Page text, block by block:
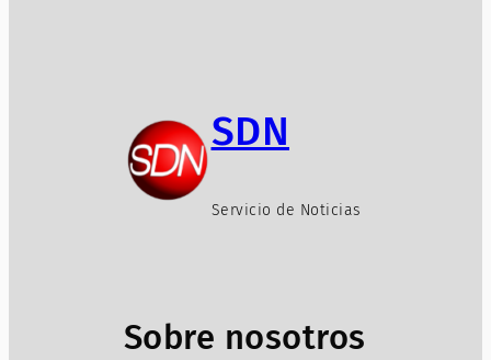
SDN
Servicio de Noticias
Sobre nosotros